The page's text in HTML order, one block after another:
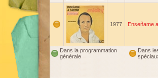
1977 Enseñame
Dans la programmation
générale
Dans